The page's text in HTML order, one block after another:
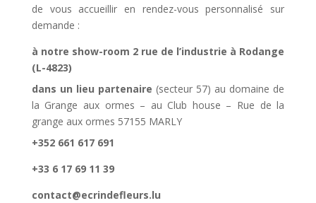
de vous accueillir en rendez-vous personnalisé sur
demande :
à notre show-room 2 rue de l’industrie à Rodange
(L-4823)
dans un lieu partenaire (secteur 57) au domaine de
la Grange aux ormes – au Club house – Rue de la
grange aux ormes 57155 MARLY
+352 661 617 691
+33 6 17 69 11 39
contact@ecrindefleurs.lu